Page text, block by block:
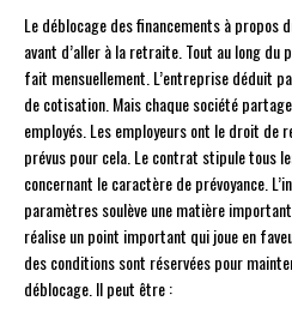
Le déblocage des financements à
avant d’aller à la retraite. Tout au long
fait mensuellement. L’entreprise déduit
de cotisation. Mais chaque société
employés. Les employeurs ont le droit de
prévus pour cela. Le contrat stipule tous
concernant le caractère de prévoyance.
paramètres soulève une matière
réalise un point important qui joue en
des conditions sont réservées pour
déblocage. Il peut être :